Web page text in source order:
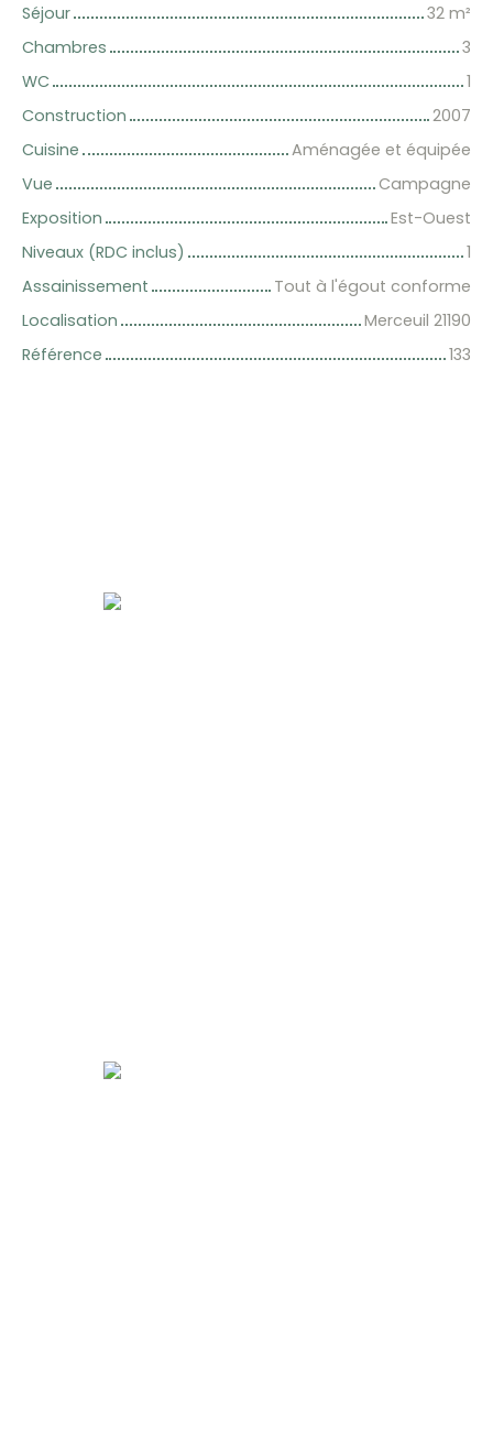
Séjour
32 m²
Chambres
3
WC
1
Construction
2007
Cuisine
Aménagée et équipée
Vue
Campagne
Exposition
Est-Ouest
Niveaux (RDC inclus)
1
Assainissement
Tout à l'égout conforme
Localisation
Merceuil 21190
Référence
133